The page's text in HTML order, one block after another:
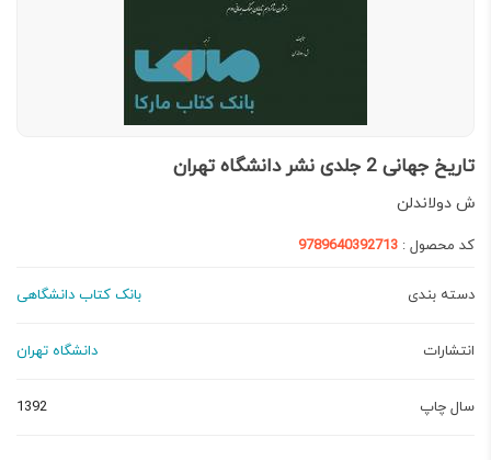
تاریخ جهانی 2 جلدی نشر دانشگاه تهران
ش دولاندلن
کد محصول : 9789640392713
دسته بندی بانک کتاب دانشگاهی
انتشارات دانشگاه تهران
سال چاپ 1392